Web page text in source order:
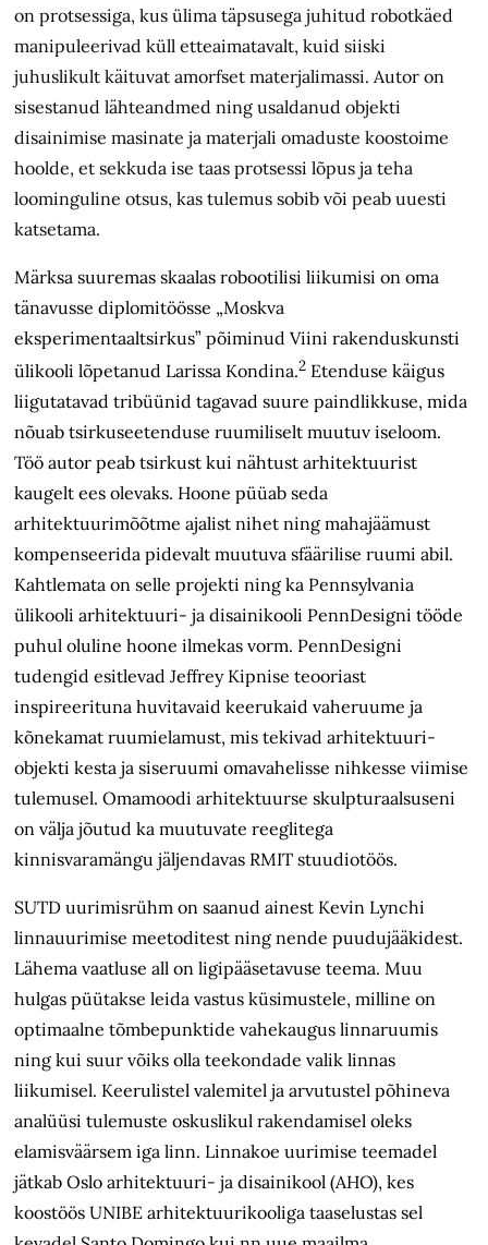
on protsessiga, kus ülima täpsusega juhitud robotkäed
manipuleerivad küll etteaimatavalt, kuid siiski
juhuslikult käituvat amorfset materjalimassi. Autor on
sisestanud lähteandmed ning usaldanud objekti
disainimise masinate ja materjali omaduste koostoime
hoolde, et sekkuda ise taas protsessi lõpus ja teha
loominguline otsus, kas tulemus sobib või peab uuesti
katsetama.
Märksa suuremas skaalas robootilisi liikumisi on oma
tänavusse diplomitöösse „Moskva
eksperimentaaltsirkus” põiminud Viini rakenduskunsti
ülikooli lõpetanud Larissa Kondina.2 Etenduse käigus
liigutatavad tribüünid tagavad suure paindlikkuse, mida
nõuab tsirkuseetenduse ruumiliselt muutuv iseloom.
Töö autor peab tsirkust kui nähtust arhitektuurist
kaugelt ees olevaks. Hoone püüab seda
arhitektuurimõõtme ajalist nihet ning mahajäämust
kompenseerida pidevalt muutuva sfäärilise ruumi abil.
Kahtlemata on selle projekti ning ka Pennsylvania
ülikooli arhitektuuri- ja disainikooli PennDesigni tööde
puhul oluline hoone ilmekas vorm. PennDesigni
tudengid esitlevad Jeffrey Kipnise teooriast
inspireerituna huvitavaid keerukaid vaheruume ja
kõnekamat ruumi­elamust, mis tekivad arhitektuuri­
objekti kesta ja siseruumi omavahelisse nihkesse viimise
tulemusel. Omamoodi arhitektuurse skulpturaalsuseni
on välja jõutud ka muutuvate reeglitega
kinnisvaramängu jäljendavas RMIT stuudiotöös.
SUTD uurimisrühm on saanud ainest Kevin Lynchi
linnauurimise meetoditest ning nende puudujääkidest.
Lähema vaatluse all on ligipääsetavuse teema. Muu
hulgas püütakse leida vastus küsimustele, milline on
opti­maalne tõmbepunktide vahekaugus linnaruumis
ning kui suur võiks olla teekondade valik linnas
liikumisel. Keerulistel valemitel ja arvutustel põhineva
analüüsi tulemuste oskuslikul rakendamisel oleks
elamisväärsem iga linn. Linnakoe uurimise teemadel
jätkab Oslo arhitektuuri- ja disainikool (AHO), kes
koostöös UNIBE arhitek­tuurikooliga taaselustas sel